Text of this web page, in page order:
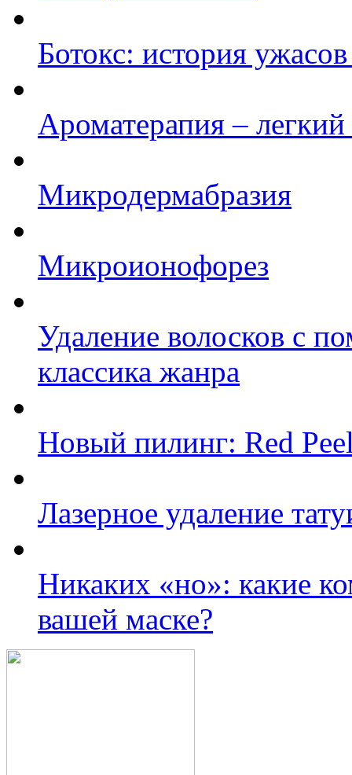
Ботокс: история
Ароматерапия – легкий
Микродермабразия
Микроионофорез
Удаление волосков с
классика жанра
Новый пилинг: Red
Лазерное удаление
Никаких «но»: какие
вашей маске?